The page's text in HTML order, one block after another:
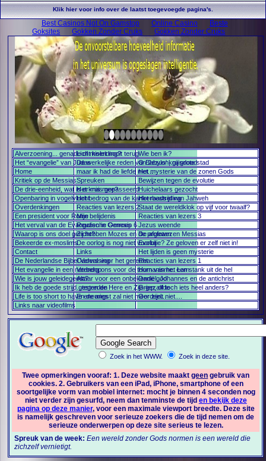
Best Casinos Not On Gamstop Online Casino
Beste
Goksites
Gokken Zonder Cruks Gokken Zonder Cruks
Alverzoening... genade of misleiding?
Licht keert nooit terugWie ben ik?
Het “evangelie” van JudasDe werkelijke reden van Jezus' kruisdood
O Babylon, gij grote stad
Home
maar ik had de liefde niet...Het mysterie van de zonen Gods
Kritiek op de MessiasSpreuken
Bewijzen tegen de evolutie
De drie-eenheid, wat is er mis mee?
Het kruis gepasseerdHuichelaars gezocht
Openbaring in vogelvluchtHet bedrog van de kankerbestrijding
Het raadsel van Jahweh
Overdenkingen
Reacties van lezers 2Staat de wereldklok op vijf voor twaalf?
Een president voor RomeMijn belijdenis
Reacties van lezers 3
Het verval van de Evangelische Omroep
Reuzen in Genesis 6Jezus weende
Waarop is ons doel gericht?Zij hebben Mozes en de profetenDe afgewezen Messias
Bekeerde ex-moslimsDe oorlog is nog niet voorbijEvolutie? Ze geloven er zelf niet in!
Contact
Links
Het lijden is geen mysterie
De Nederlandse Bijbel VervalsingOuders voor het gerechtReacties van lezers 1
Het evangelie in een notendopVerberg ons voor de toorn van het Lam
Humanisme: een stank uit de hel
Wie is jouw geleidegeest?Altaar voor een onbekende godDaniël, Johannes en de antichrist
Ik heb de goede strijd gestreden...tegen de Here en Zijn gezalfdeGriep, of toch iets heel anders?
Life is too short to have enemiesEn de angst zal niet meer zijn...
Oordeelt niet....
Links naar videofilms
Zoek in het WWW. Zoek in deze site.
Twee opmerkingen vooraf: 1. Deze website maaktgeen gebruik van
cookies. 2. Gebruikers van een iPad, iPhone, smartphone of een
soortgelijke vorm van mobiel internet: mocht je binnen 4 seconden nog
niet verder zijn gesurfd, neem dan tenminste de tijd en bekijk deze
pagina op deze manier, voor een maximale viewport breedte. Deze site
is namelijk geschreven voor serieuze zoekers die de tijd nemen om de
serieuze onderwerpen op deze site serieus te lezen.
Spreuk van de week: Een wereld zonder Gods normen is een wereld die
zichzelf vernietigt.
Klik hier voor info over de laatst toegevoegde pagina's.